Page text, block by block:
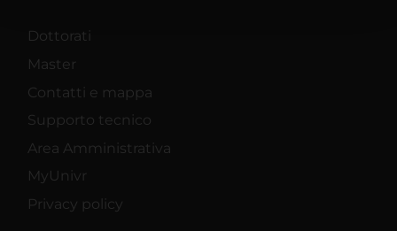
raccolto dal tuo utilizzo dei loro servizi.
Dottorati
Master
Contatti e mappa
Supporto tecnico
Area Amministrativa
MyUnivr
Privacy policy